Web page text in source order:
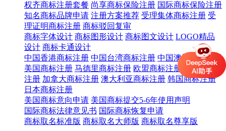
权齐商标注册套餐 尚享商标保险注册 国际商标保险注册
知名商标品牌申请 注册方案推荐 受理集体商标注册 受
理证明商标注册 商标驳回复审
商标字体设计 商标图形设计 商标图文设计 LOGO精品
设计 商标卡通设计
中国香港商标注册 中国台湾商标注册 中国澳门商标注册
美国商标注册 马德里商标注册 欧盟商标注册
英国商标
注册 加拿大商标注册 澳大利亚商标注册 韩国商标注册
日本商标注册
美国商标意向申请 美国商标提交5-6年使用声明
国际商标法律意见书 国际商标恢复申请
商标取名标准版 商标取名大师版 商标取名尊享版